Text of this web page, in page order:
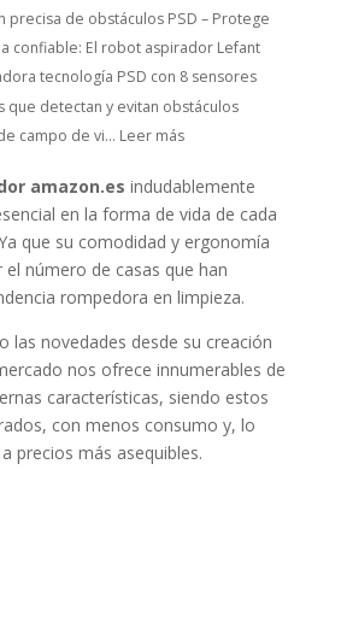
precisa de obstáculos PSD – Protege
confiable: El robot aspirador Lefant
tecnología PSD con 8 sensores
que detectan y evitan obstáculos
campo de vi... Leer más
amazon.es indudablemente
en la forma de vida de cada
que su comodidad y ergonomía
el número de casas que han
rompedora en limpieza.
las novedades desde su creación
nos ofrece innumerables de
características, siendo estos
con menos consumo y, lo
precios más asequibles.